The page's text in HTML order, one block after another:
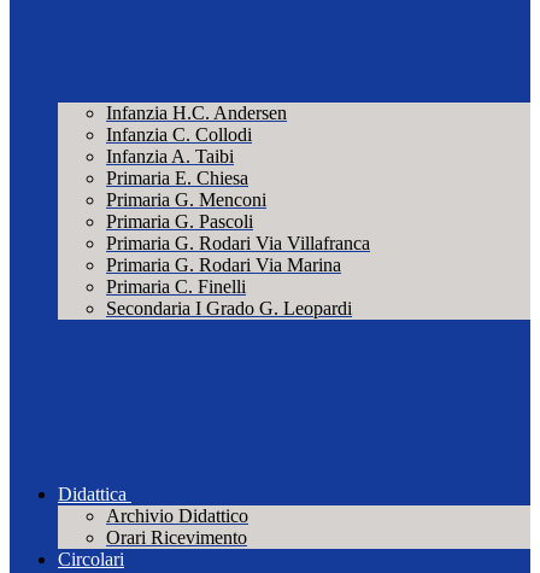
Infanzia H.C. Andersen
Infanzia C. Collodi
Infanzia A. Taibi
Primaria E. Chiesa
Primaria G. Menconi
Primaria G. Pascoli
Primaria G. Rodari Via Villafranca
Primaria G. Rodari Via Marina
Primaria C. Finelli
Secondaria I Grado G. Leopardi
Didattica
Archivio Didattico
Orari Ricevimento
Circolari